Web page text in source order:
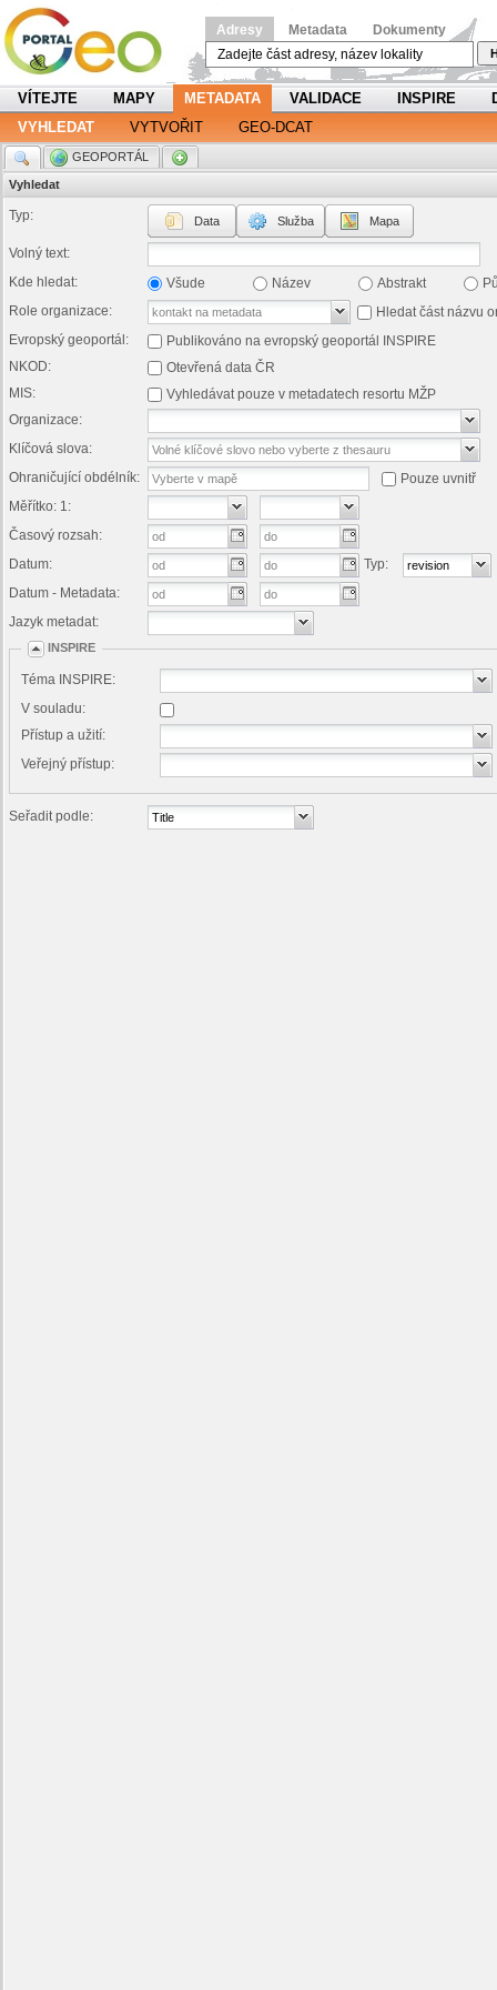
Adresy Metadata Dokumenty
VÍTEJTE MAPY METADATA VALIDACE INSPIRE
VYHLEDAT
VYTVOŘIT GEO-DCAT
GEOPORTÁL
Vyhledat
Typ: Data Služba Mapa
Volný text:
Kde hledat:
Všude Název Abstrakt
Role organizace:
Hledat část názvu
Evropský geoportál:
Publikováno na evropský geoportál INSPIRE
NKOD:
Otevřená data ČR
MIS:
Vyhledávat pouze v metadatech resortu MŽP
Organizace:
Klíčová slova:
Ohraničující obdélník:
Pouze uvnitř
Měřítko: 1:
Časový rozsah:
Datum:
Datum - Metadata:
Typ:
Jazyk metadat:
INSPIRE
Téma INSPIRE:
V souladu:
Přístup a užití:
Veřejný přístup:
Seřadit podle: